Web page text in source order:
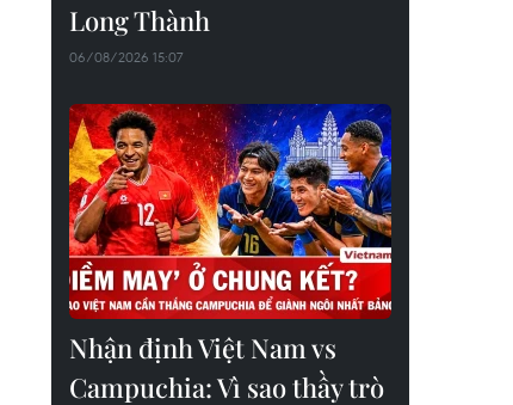
Long Thành
06/08/2026 15:07
Nhận định Việt Nam vs
Campuchia: Vì sao thầy trò